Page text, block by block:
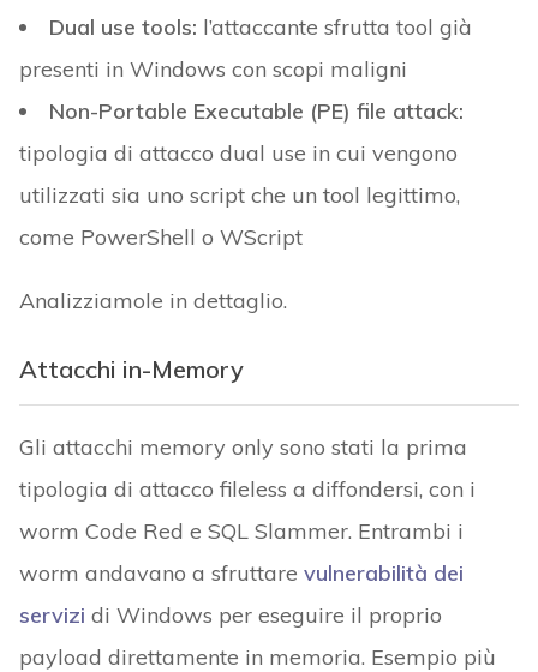
Dual use tools: l’attaccante sfrutta tool già
presenti in Windows con scopi maligni
Non-Portable Executable (PE) file attack:
tipologia di attacco dual use in cui vengono
utilizzati sia uno script che un tool legittimo,
come PowerShell o WScript
Analizziamole in dettaglio.
Attacchi in-Memory
Gli attacchi memory only sono stati la prima
tipologia di attacco fileless a diffondersi, con i
worm Code Red e SQL Slammer. Entrambi i
worm andavano a sfruttare vulnerabilità dei
servizi di Windows per eseguire il proprio
payload direttamente in memoria. Esempio più